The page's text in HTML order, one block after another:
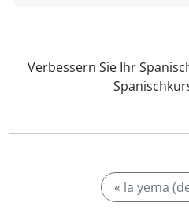
Verbessern Sie Ihr
« la yema